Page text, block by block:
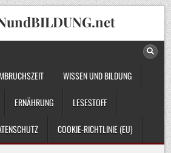
WISSEN UND BILDUNG
ERNÄHRUNG LESESTOFF
COOKIE-RICHTLINIE (EU)